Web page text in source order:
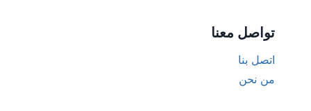
تواصل معنا
اتصل بنا
من نحن